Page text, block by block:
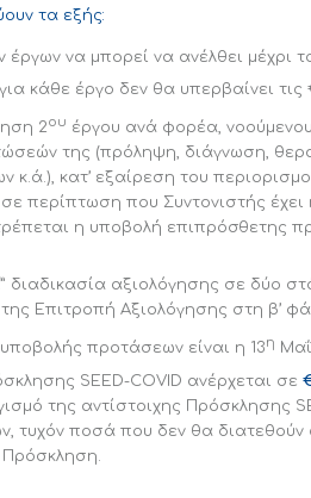
τα εξής:
να μπορεί να ανέλθει μέχρι
κάθε έργο δεν θα υπερβαίνει τις
2ου έργου ανά φορέα,
της (πρόληψη, διάγνωση,
κ.ά.), κατ’ εξαίρεση του
περίπτωση που Συντονιστής
η υποβολή επιπρόσθετης
διαδικασία αξιολόγησης σε δύο
Επιτροπή Αξιολόγησης στη β’
προτάσεων είναι η 13η
SEED-COVID ανέρχεται σε
της αντίστοιχης Πρόσκλησης
τυχόν ποσά που δεν θα διατεθούν
Πρόσκληση.